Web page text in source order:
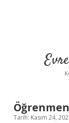
Tarih: Kasım 24,